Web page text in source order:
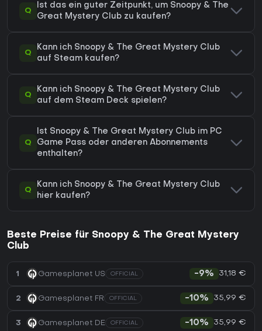
Q
Ist das ein guter Zeitpunkt, um Snoopy & The
Great Mystery Club zu kaufen?
Q
Kann ich Snoopy & The Great Mystery Club
auf Steam kaufen?
Q
Kann ich Snoopy & The Great Mystery Club
auf dem Steam Deck spielen?
Q
Ist Snoopy & The Great Mystery Club im PC
Game Pass oder anderen Abonnements
enthalten?
Q
Kann ich Snoopy & The Great Mystery Club
hier kaufen?
Beste Preise für Snoopy & The Great Mystery
Club
1 Gamesplanet US OFFICIAL -9% 31,18 €
2 Gamesplanet FR OFFICIAL -10% 35,99 €
3 Gamesplanet DE OFFICIAL -10% 35,99 €